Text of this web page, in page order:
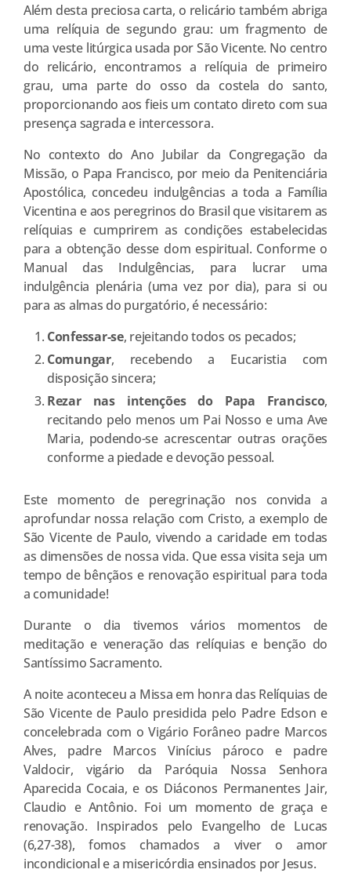
Além desta preciosa carta, o relicário também abriga
uma relíquia de segundo grau: um fragmento de
uma veste litúrgica usada por São Vicente. No centro
do relicário, encontramos a relíquia de primeiro
grau, uma parte do osso da costela do santo,
proporcionando aos fieis um contato direto com sua
presença sagrada e intercessora.
No contexto do Ano Jubilar da Congregação da
Missão, o Papa Francisco, por meio da Penitenciária
Apostólica, concedeu indulgências a toda a Família
Vicentina e aos peregrinos do Brasil que visitarem as
relíquias e cumprirem as condições estabelecidas
para a obtenção desse dom espiritual. Conforme o
Manual das Indulgências, para lucrar uma
indulgência plenária (uma vez por dia), para si ou
para as almas do purgatório, é necessário:
Confessar-se, rejeitando todos os pecados;
Comungar, recebendo a Eucaristia com
disposição sincera;
Rezar nas intenções do Papa Francisco,
recitando pelo menos um Pai Nosso e uma Ave
Maria, podendo-se acrescentar outras orações
conforme a piedade e devoção pessoal.
Este momento de peregrinação nos convida a
aprofundar nossa relação com Cristo, a exemplo de
São Vicente de Paulo, vivendo a caridade em todas
as dimensões de nossa vida. Que essa visita seja um
tempo de bênçãos e renovação espiritual para toda
a comunidade!
Durante o dia tivemos vários momentos de
meditação e veneração das relíquias e benção do
Santíssimo Sacramento.
A noite aconteceu a Missa em honra das Relíquias de
São Vicente de Paulo presidida pelo Padre Edson e
concelebrada com o Vigário Forâneo padre Marcos
Alves, padre Marcos Vinícius pároco e padre
Valdocir, vigário da Paróquia Nossa Senhora
Aparecida Cocaia, e os Diáconos Permanentes Jair,
Claudio e Antônio. Foi um momento de graça e
renovação. Inspirados pelo Evangelho de Lucas
(6,27-38), fomos chamados a viver o amor
incondicional e a misericórdia ensinados por Jesus.